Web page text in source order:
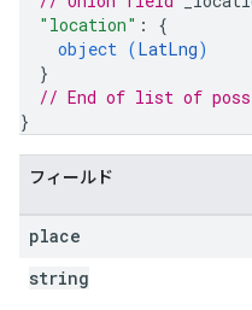
"location" : {
object (LatLng)
}
// End of list of
}
フィールド
place
string